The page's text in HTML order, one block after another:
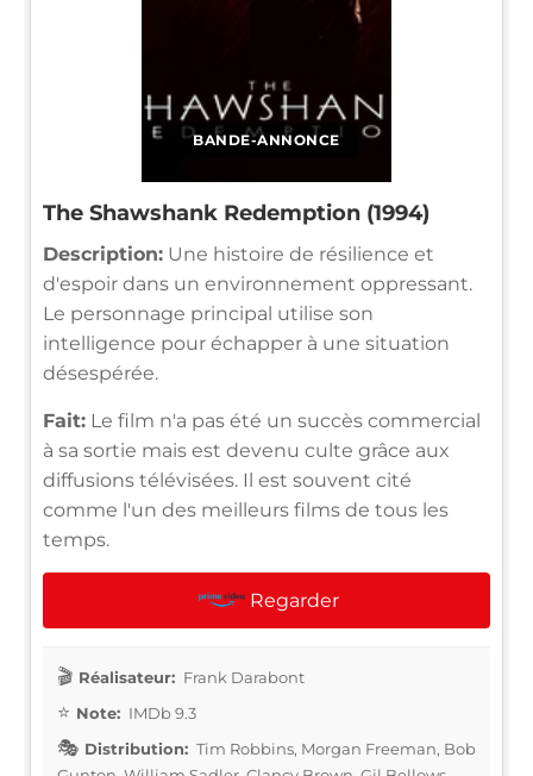
BANDE-ANNONCE
The Shawshank Redemption (1994)
Description: Une histoire de résilience et
d'espoir dans un environnement oppressant.
Le personnage principal utilise son
intelligence pour échapper à une situation
désespérée.
Fait: Le film n'a pas été un succès commercial
à sa sortie mais est devenu culte grâce aux
diffusions télévisées. Il est souvent cité
comme l'un des meilleurs films de tous les
temps.
Regarder
Réalisateur: Frank Darabont
Note: IMDb 9.3
Distribution: Tim Robbins, Morgan Freeman, Bob